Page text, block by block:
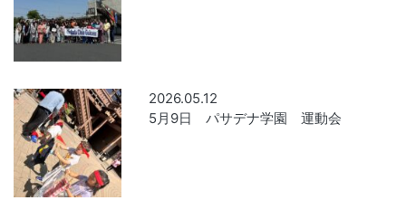
2026.05.12
5月9日 パサデナ学園 運動会